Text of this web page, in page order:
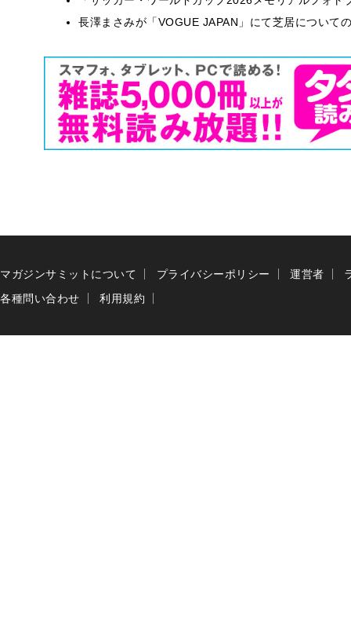
長澤まさみが「VOGUE JAPAN」にて芝居について
マガジンサミットについて プライバシーポリシー 運営者
各種問い合わせ
利用規約